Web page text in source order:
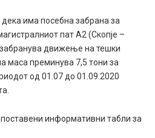
има посебна забрана за
пат А2 (Скопје –
забранува движење на тешки
маса преминува 7,5 тони за
од 01.07 до 01.09.2020
информативни табли за